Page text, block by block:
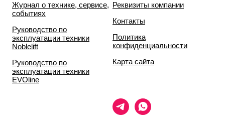
Журнал о технике, сервисе,
событиях
Руководство по
эксплуатации техники
Noblelift
Руководство по
эксплуатации техники
EVOline
Реквизиты компании
Контакты
Политика
конфиденциальности
Карта сайта